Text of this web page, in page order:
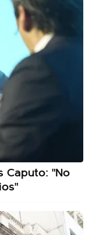
Caputo: "No